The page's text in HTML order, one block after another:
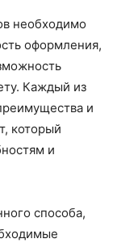
необходимо
оформления,
Каждый из
и
который
и
способа,